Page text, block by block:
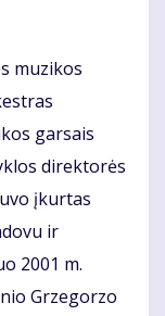
muzikos
garsais
direktorės
įkurtas
ir
2001 m.
Grzegorzo